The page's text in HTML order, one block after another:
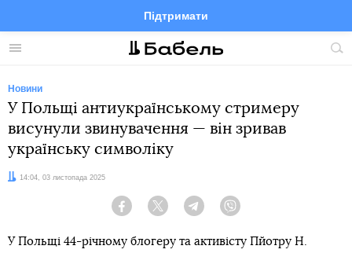
Меню
Підтримати
FacebookTelegramTwitter
Новини
У Польщі антиукраїнському стримеру
висунули звинувачення — він зривав
українську символіку
Дата:14:04, 03 листопада 2025
Facebook Twitter Telegram
У Польщі 44-річному блогеру та активісту Пйотру Н.